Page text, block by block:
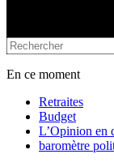
En ce moment
Retraites
Budget
L’Opinion en
baromètre